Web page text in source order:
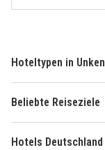
Hoteltypen in Unken
Beliebte Reiseziele
Hotels Deutschland